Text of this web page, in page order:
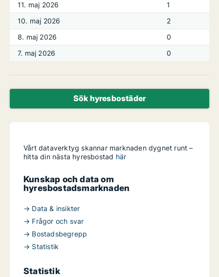
11. maj 2026
1
10. maj 2026
2
8. maj 2026
0
7. maj 2026
0
Sök hyresbostäder
Vårt dataverktyg skannar marknaden dygnet runt –
hitta din nästa hyresbostad här
Kunskap och data om
hyresbostadsmarknaden
→ Data & insikter
→ Frågor och svar
→ Bostadsbegrepp
→ Statistik
Statistik